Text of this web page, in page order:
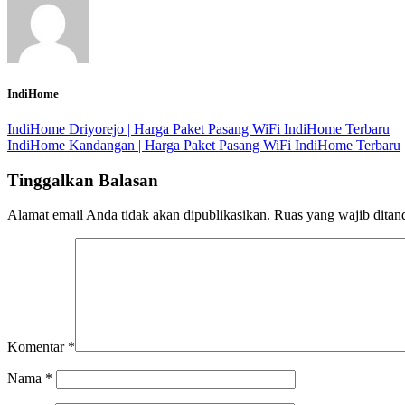
IndiHome
IndiHome Driyorejo | Harga Paket Pasang WiFi IndiHome Terbaru
IndiHome Kandangan | Harga Paket Pasang WiFi IndiHome Terbaru
Tinggalkan Balasan
Alamat email Anda tidak akan dipublikasikan. Ruas yang wajib
Komentar *
Nama *